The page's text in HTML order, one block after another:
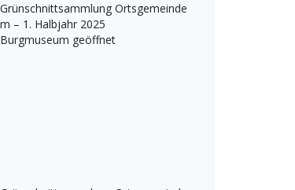
Grünschnittsammlung Ortsgemeinde
– 1. Halbjahr 2025
Burgmuseum geöffnet